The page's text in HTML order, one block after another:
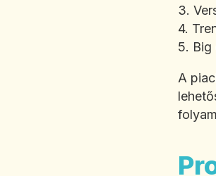
3.
4.
5. Big
A